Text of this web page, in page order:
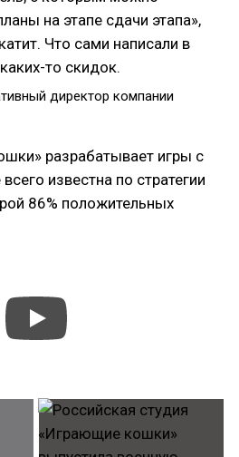
на этапе сдачи этапа»,
Что сами написали в
то скидок.
директор компании
разрабатывает игры с
известна по стратегии
86% положительных